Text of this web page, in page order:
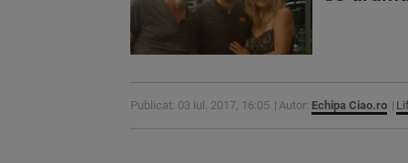
Publicat: 03 iul. 2017, 16:05 Autor: Echipa Ciao.ro